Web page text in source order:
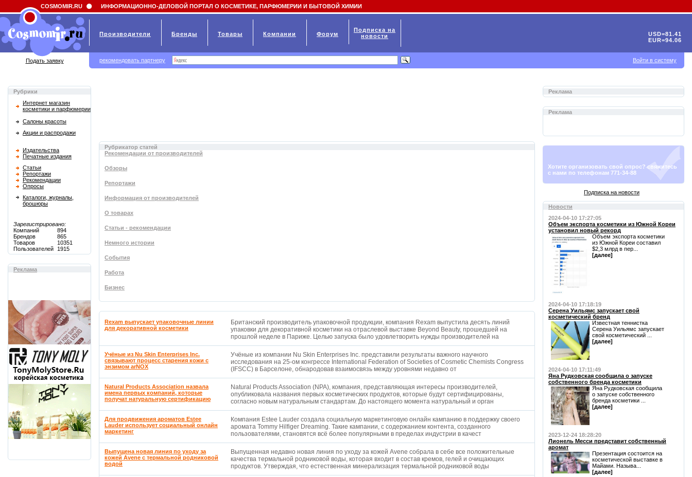
Field 'news_title' doesn't have a default value
Рубрики
Интернет магазин
косметики и парфюмерии
Салоны красоты
Акции и распродажи
Издательства
Печатные издания
Статьи
Репортажи
Рекомендации
Опросы
Каталоги, журналы,
брошюры
Зарегистрировано:
Компаний
894
Брендов
865
Товаров
10351
Пользователей
1915
Реклама
Рубрикатор статей
Рекомендации от производителей
Обзоры
Репортажи
Информация от производителей
О товарах
Статьи - рекомендации
Немного истории
События
Работа
Бизнес
Rexam выпускает упаковочные линии
для декоративной косметики
Британский производитель упаковочной продукции, компания Rexam выпустила десять линий
упаковки для декоративной косметики на отраслевой выставке Beyond Beauty, прошедшей на
прошлой неделе в Париже. Целью запуска было удовлетворить нужды производителей на
Учёные из Nu Skin Enterprises Inc.
связывают процесс старения кожи с
энзимом arNOX
Учёные из компании Nu Skin Enterprises Inc. представили результаты важного научного
исследования на 25-ом конгрессе International Federation of Societies of Cosmetic Chemists Congress
(IFSCC) в Барселоне, обнародовав взаимосвязь между уровнями недавно от
Natural Products Association назвала
имена первых компаний, которые
получат натуральную сертификацию
Natural Products Association (NPA), компания, представляющая интересы производителей,
опубликовала названия первых косметических продуктов, которые будут сертифицированы,
согласно новым натуральным стандартам. До настоящего момента натуральный и орган
Для продвижения ароматов Estee
Lauder использует социальный онлайн
маркетинг
Компания Estee Lauder создала социальную маркетинговую онлайн кампанию в поддержку своего
аромата Tommy Hilfiger Dreaming. Такие кампании, с содержанием контента, созданного
пользователями, становятся всё более популярными в пределах индустрии в качест
Выпущена новая линия по уходу за
кожей Avene с термальной родниковой
водой
Выпущенная недавно новая линия по уходу за кожей Avene собрала в себе все положительные
качества термальной родниковой воды, которая входит в состав кремов, гелей и очищающих
продуктов. Утверждая, что естественная минерализация термальной родниковой воды
Реклама
Реклама
Хотите организовать свой опрос? свяжитесь
с нами по телефонам 771-34-88
Подписка на новости
Новости
2024-04-10 17:27:05
Объем экспорта косметики из Южной Кореи
установил новый рекорд
Объем экспорта косметики
из Южной Кореи составил
$2,3 млрд в пер...
[далее]
2024-04-10 17:18:19
Серена Уильямс запускает свой
косметический бренд
Известная теннистка
Серена Уильямс запускает
свой косметический ...
[далее]
2024-04-10 17:11:49
Яна Рудковская сообщила о запуске
собственного бренда косметики
Яна Рудковская сообщила
о запуске собственного
бренда косметики ...
[далее]
2023-12-24 18:28:20
Лионель Месси представит собственный
аромат
Презентация состоится на
косметической выставке в
Майами. Называ...
[далее]
COSMOMIR.RU ИНФОРМАЦИОННО-ДЕЛОВОЙ ПОРТАЛ О КОСМЕТИКЕ, ПАРФЮМЕРИИ И БЫТОВОЙ ХИМИИ
Производители Бренды Товары Компании Форум
Подписка на
новости
USD=81.41
EUR=94.06
Подать заявку рекомендовать партнеру Войти в систему